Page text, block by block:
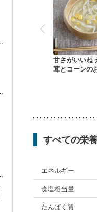
甘さがいいね
茸とコーンの
すべての栄
エネルギー
食塩相当量
たんぱく質